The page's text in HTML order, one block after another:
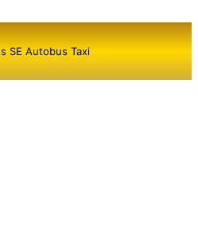
SE Autobus Taxi